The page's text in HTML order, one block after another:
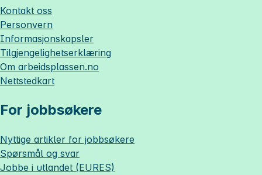
Kontakt oss
Personvern
Informasjonskapsler
Tilgjengelighetserklæring
Om arbeidsplassen.no
Nettstedkart
For jobbsøkere
Nyttige artikler for jobbsøkere
Spørsmål og svar
Jobbe i utlandet (EURES)